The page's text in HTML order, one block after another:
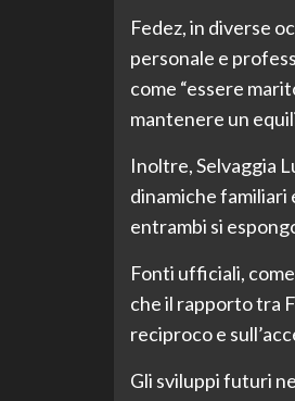
Fedez, in diverse
personale e
come “essere
mantenere un
Inoltre, Selvaggia
dinamiche familiari
entrambi si
Fonti ufficiali,
che il rapporto tra
reciproco e
Gli sviluppi futuri